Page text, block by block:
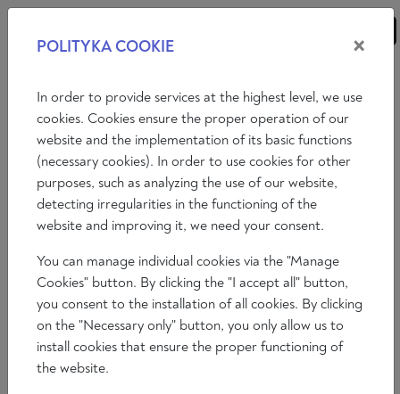
Wideo
DEBATA PT.: NARODY I ŁAD
POLITYCZNY EUROPY. CZY MOŻLIWY
JEST „NARÓD EUROPEJSKI”?
Zespół redakcyjny
2024-06-05 16:31:17
Czas czytania 180 min
POLITYKA COOKIE ×
In order to provide services at the highest level, we use
cookies. Cookies ensure the proper operation of our
website and the implementation of its basic functions
(necessary cookies). In order to use cookies for other
purposes, such as analyzing the use of our website,
detecting irregularities in the functioning of the
website and improving it, we need your consent.
You can manage individual cookies via the "Manage
Cookies" button. By clicking the "I accept all" button,
you consent to the installation of all cookies. By clicking
on the "Necessary only" button, you only allow us to
install cookies that ensure the proper functioning of
the website.